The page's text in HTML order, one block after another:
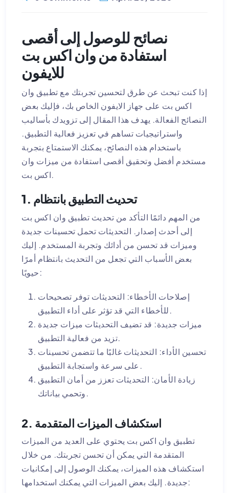
نصائح للوصول إلى أقصى
استفادة من وان اكس بت
للايفون
إذا كنت تبحث عن طرق لتحسين تجربتك مع تطبيق وان
اكس بت على جهاز الايفون الخاص بك، فإليك بعض
النصائح الفعالة. يهدف هذا المقال إلى تزويدك بأساليب
واستراتيجيات تساهم في تعزيز فعالية التطبيق.
باستخدام هذه النصائح، يمكنك الاستمتاع بتجربة
مستخدم أفضل وتحقيق أقصى استفادة من ميزات وان
اكس بت.
1. تحديث التطبيق بانتظام
من المهم دائمًا التأكد من تحديث تطبيق وان اكس بت
إلى أحدث إصدار. التحديثات تحمل تحسينات جديدة
وميزات قد تحسن من أدائك وتجربة المستخدم. إليك
بعض الأسباب التي تجعل من التحديث بانتظام أمرًا
حيويًا:
إصلاحات الأخطاء: التحديثات توفر تصحيحات
للأخطاء التي قد تؤثر على أداء التطبيق.
ميزات جديدة: قد تضيف التحديثات ميزات جديدة
تزيد من فعالية التطبيق.
تحسين الأداء: التحديثات غالبًا ما تتضمن تحسينات
على سرعة واستجابة التطبيق.
زيادة الأمان: التحديثات تعزز من أمان التطبيق
وتحمي بياناتك.
2. استكشاف الميزات المتقدمة
تطبيق وان اكس بت يحتوي على العديد من الميزات
المتقدمة التي يمكن أن تحسن تجربتك. من خلال
استكشاف هذه الميزات، يمكنك الوصول إلى إمكانيات
جديدة. إليك بعض الميزات التي يمكنك استخدامها: